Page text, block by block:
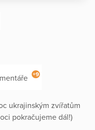
+9
ukrajinským zvířatům
pokračujeme dál!)